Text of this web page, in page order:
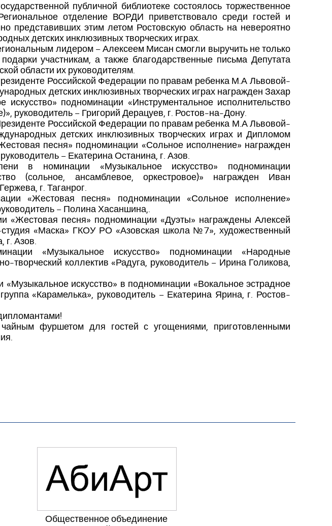
публичной библиотеке состоялось торжественное
отделение ВОРДИ приветствовало среди гостей и
представивших этим летом Ростовскую область на невероятно
детских инклюзивных творческих играх.
лидером – Алексеем Мисан смогли выручить не только
участникам, а также благодарственные письма Депутата
области их руководителям.
Российской Федерации по правам ребенка М.А Львовой-
детских инклюзивных творческих играх награжден Захар
подноминации «Инструментальное исполнительство
руководитель – Григорий Дерацуев, г. Ростов-на-Дону.
Российской Федерации по правам ребенка М.А Львовой-
детских инклюзивных творческих играх и Дипломом
песня» подноминации «Сольное исполнение» награжден
– Екатерина Останина, г. Азов.
в номинации «Музыкальное искусство» подноминации
(сольное, ансамблевое, оркестровое)» награжден Иван
г. Таганрог.
«Жестовая песня» подноминации «Сольное исполнение»
– Полина Хасаншина,.
«Жестовая песня» подноминации «Дуэты» награждены Алексей
«Маска» ГКОУ РО «Азовская школа №7», художественный
г. Азов.
«Музыкальное искусство» подноминации «Народные
творческий коллектив «Радуга, руководитель – Ирина Голикова,
искусство» в подноминации «Вокальное эстрадное
«Карамелька», руководитель – Екатерина Ярина, г. Ростов-
фуршетом для гостей с угощениями, приготовленными
Общественное объединение